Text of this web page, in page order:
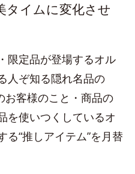
タイムに変化させ
限定品が登場するオル
人ぞ知る隠れ名品の
客様のこと・商品の
を使いつくしているオ
る“推しアイテム”を月替